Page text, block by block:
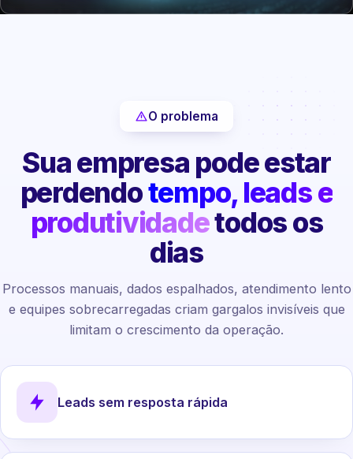
O problema
Sua empresa pode estar
perdendotempo, leads e
produtividadetodos os
dias
Processos manuais, dados espalhados, atendimento lento
e equipes sobrecarregadas criam gargalos invisíveis que
limitam o crescimento da operação.
Leads sem resposta rápida